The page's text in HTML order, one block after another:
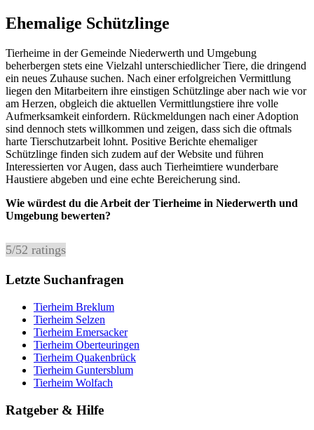
Ehemalige Schützlinge
Tierheime in der Gemeinde Niederwerth und Umgebung
beherbergen stets eine Vielzahl unterschiedlicher Tiere, die dringend
ein neues Zuhause suchen. Nach einer erfolgreichen Vermittlung
liegen den Mitarbeitern ihre einstigen Schützlinge aber nach wie vor
am Herzen, obgleich die aktuellen Vermittlungstiere ihre volle
Aufmerksamkeit einfordern. Rückmeldungen nach einer Adoption
sind dennoch stets willkommen und zeigen, dass sich die oftmals
harte Tierschutzarbeit lohnt. Positive Berichte ehemaliger
Schützlinge finden sich zudem auf der Website und führen
Interessierten vor Augen, dass auch Tierheimtiere wunderbare
Haustiere abgeben und eine echte Bereicherung sind.
Wie würdest du die Arbeit der Tierheime in Niederwerth und
Umgebung bewerten?
5/52 ratings
Letzte Suchanfragen
Tierheim Breklum
Tierheim Selzen
Tierheim Emersacker
Tierheim Oberteuringen
Tierheim Quakenbrück
Tierheim Guntersblum
Tierheim Wolfach
Ratgeber & Hilfe